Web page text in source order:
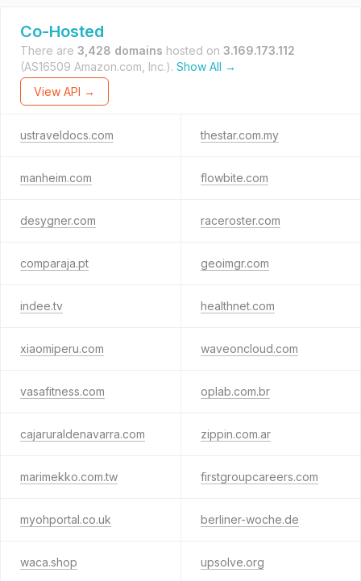
Co-Hosted
There are 3,428 domains hosted on 3.169.173.112
(AS16509 Amazon.com, Inc.). Show All →
View API →
ustraveldocs.com thestar.com.my
manheim.com flowbite.com
desygner.com raceroster.com
comparaja.pt geoimgr.com
indee.tv healthnet.com
xiaomiperu.com waveoncloud.com
vasafitness.com oplab.com.br
cajaruraldenavarra.com zippin.com.ar
marimekko.com.tw firstgroupcareers.com
myohportal.co.uk berliner-woche.de
waca.shop upsolve.org